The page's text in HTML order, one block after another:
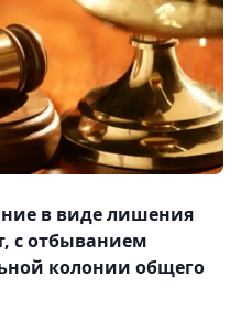
в виде лишения
с отбыванием
колонии общего